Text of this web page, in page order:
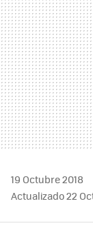
19 Octubre 2018
Actualizado 22